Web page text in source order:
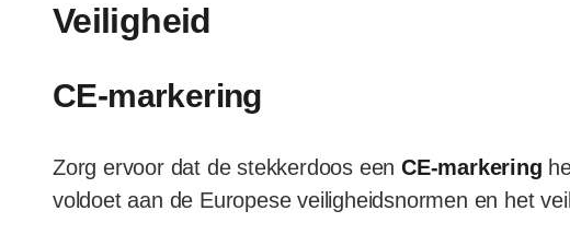
Veiligheid
CE-markering
Zorg ervoor dat de stekkerdoos een CE-markering
voldoet aan de Europese veiligheidsnormen en het